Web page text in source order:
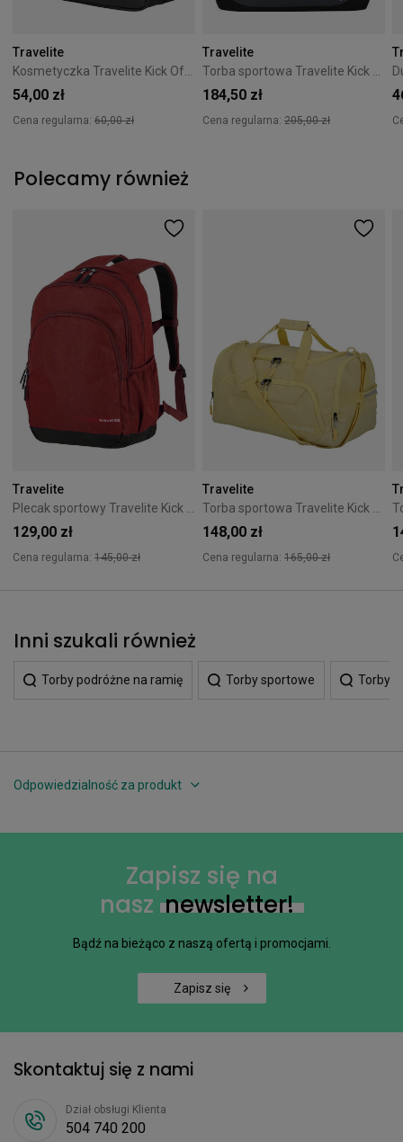
Travelite
54,00 zł
Cena regularna: 60,00 zł
Travelite
184,50 zł
Cena regularna: 205,00 zł
Polecamy również
Travelite
129,00 zł
Cena regularna: 145,00 zł
Travelite
148,00 zł
Cena regularna: 165,00 zł
Inni szukali również
Torby podróżne na ramię Torby sportowe Torby
Odpowiedzialność za produkt
Zapisz się na
nasz newsletter!
Bądź na bieżąco z naszą ofertą i promocjami.
Zapisz się
Skontaktuj się z nami
Dział obsługi Klienta
504 740 200